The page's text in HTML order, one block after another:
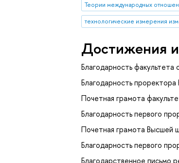
Теории международных
технологические измерения
Достижения
Благодарность
Благодарность
Почетная грамота
Благодарность первого
Почетная грамота Высшей
Благодарность первого
Благодарственное